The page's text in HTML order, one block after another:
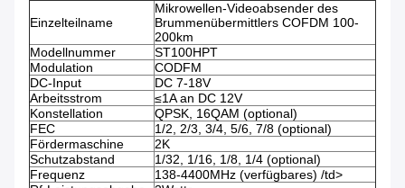
Einzelteilname
Mikrowellen-Videoabsender des
Brummenübermittlers COFDM 100-
200km
Modellnummer
ST100HPT
Modulation
CODFM
DC-Input
DC 7-18V
Arbeitsstrom
≤1A an DC 12V
Konstellation
QPSK, 16QAM (optional)
FEC
1/2, 2/3, 3/4, 5/6, 7/8 (optional)
Fördermaschine
2K
Schutzabstand
1/32, 1/16, 1/8, 1/4 (optional)
Frequenz
138-4400MHz (verfügbares) /td>